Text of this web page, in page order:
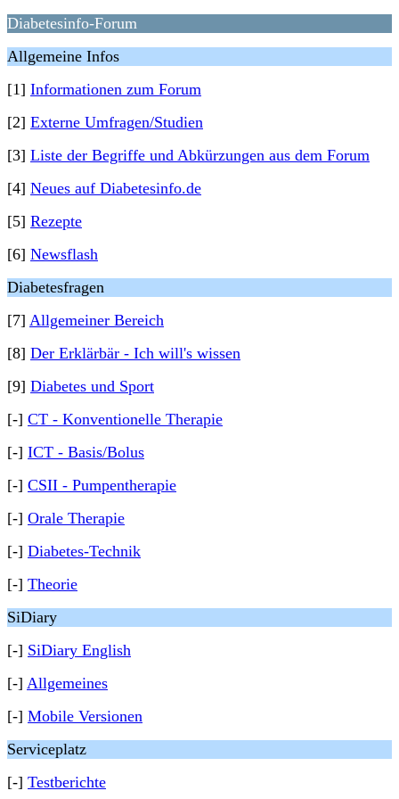
Diabetesinfo-Forum
Allgemeine Infos
[1] Informationen zum Forum
[2] Externe Umfragen/Studien
[3] Liste der Begriffe und Abkürzungen aus dem Forum
[4] Neues auf Diabetesinfo.de
[5] Rezepte
[6] Newsflash
Diabetesfragen
[7] Allgemeiner Bereich
[8] Der Erklärbär - Ich will's wissen
[9] Diabetes und Sport
[-] CT - Konventionelle Therapie
[-] ICT - Basis/Bolus
[-] CSII - Pumpentherapie
[-] Orale Therapie
[-] Diabetes-Technik
[-] Theorie
SiDiary
[-] SiDiary English
[-] Allgemeines
[-] Mobile Versionen
Serviceplatz
[-] Testberichte